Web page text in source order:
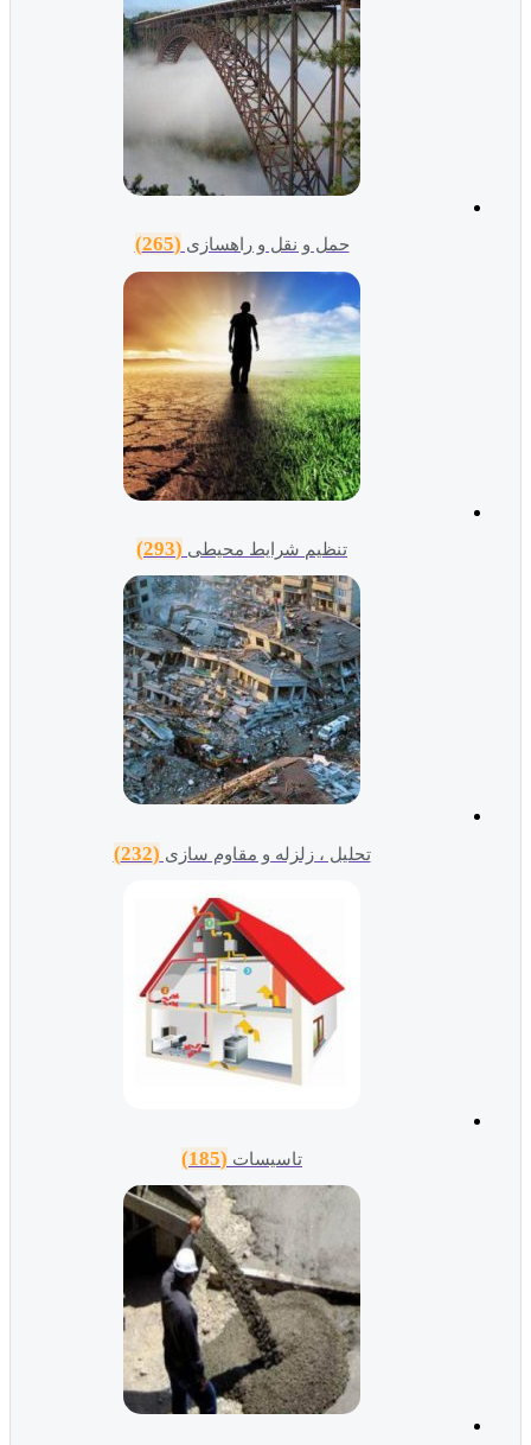
حمل و نقل و راهسازی (265)
تنظیم شرایط محیطی (293)
تحلیل ، زلزله و مقاوم سازی (232)
تاسیسات (185)